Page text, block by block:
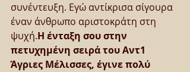
συνέντευξη. Εγώ αντίκρισα σίγουρα
έναν άνθρωπο αριστοκράτη στη
ψυχή.Η ένταξη σου στην
πετυχημένη σειρά του Αντ1
Άγριες Μέλισσες, έγινε πολύ